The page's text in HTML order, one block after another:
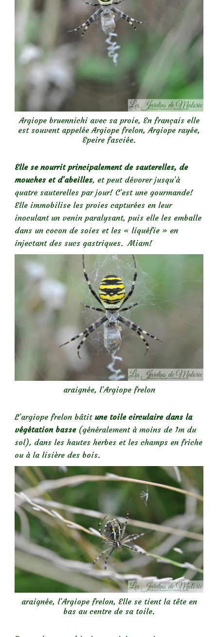
Argiope bruennichi avec sa proie, En français elle
est souvent appelée Argiope frelon, Argiope rayée,
Epeire fasciée.
Elle se nourrit principalement de sauterelles, de
mouches et d’abeilles, et peut dévorer jusqu’à
quatre sauterelles par jour! C’est une gourmande!
Elle immobilise les proies capturées en leur
inoculant un venin paralysant, puis elle les emballe
dans un cocon de soies et les « liquéfie » en
injectant des sucs gastriques. Miam!
araignée, l’Argiope frelon
L’argiope frelon bâtit une toile circulaire dans la
végétation basse(généralement à moins de 1m du
sol), dans les hautes herbes et les champs en friche
ou à la lisière des bois.
araignée, l’Argiope frelon, Elle se tient la tête en
bas au centre de sa toile.